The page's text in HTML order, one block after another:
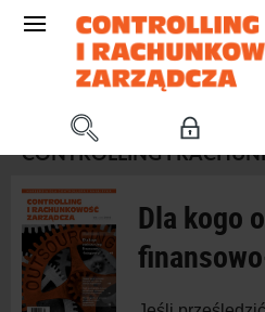
Dla kogo